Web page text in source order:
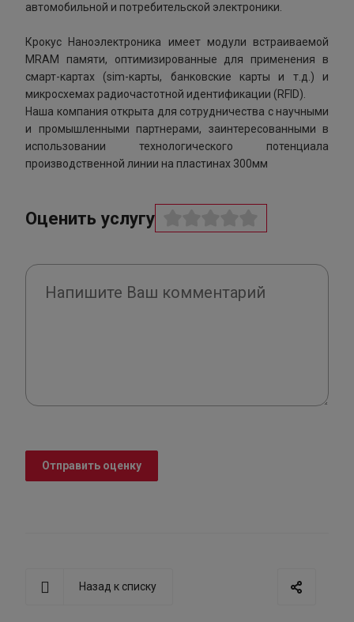
автомобильной и потребительской электроники.
Крокус Наноэлектроника имеет модули встраиваемой
MRAM памяти, оптимизированные для применения в
смарт-картах (sim-карты, банковские карты и т.д.) и
микросхемах радиочастотной идентификации (RFID).
Наша компания открыта для сотрудничества с научными
и промышленными партнерами, заинтересованными в
использовании технологического потенциала
производственной линии на пластинах 300мм
Оценить услугу
Отправить оценку
Назад к списку